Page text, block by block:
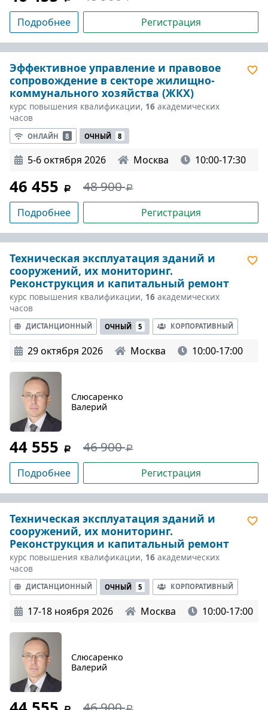
Подробнее Регистрация
Эффективное управление и правовое
сопровождение в секторе жилищно-
коммунального хозяйства (ЖКХ)
курс повышения квалификации, 16 академических
часов
ОНЛАЙН 8 ОЧНЫЙ 8
5-6 октября 2026 Москва 10:00-17:30
46 455 48 900
Подробнее Регистрация
Техническая эксплуатация зданий и
сооружений, их мониторинг.
Реконструкция и капитальный ремонт
курс повышения квалификации, 16 академических
часов
ДИСТАНЦИОННЫЙ ОЧНЫЙ 5 КОРПОРАТИВНЫЙ
29 октября 2026 Москва 10:00-17:00
Слюсаренко
Валерий
44 555 46 900
Подробнее Регистрация
Техническая эксплуатация зданий и
сооружений, их мониторинг.
Реконструкция и капитальный ремонт
курс повышения квалификации, 16 академических
часов
ДИСТАНЦИОННЫЙ ОЧНЫЙ 5 КОРПОРАТИВНЫЙ
17-18 ноября 2026 Москва 10:00-17:00
Слюсаренко
Валерий